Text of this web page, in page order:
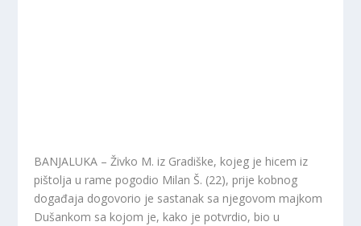
BANJALUKA – Živko M. iz Gradiške, kojeg je hicem iz
pištolja u rame pogodio Milan Š. (22), prije kobnog
događaja dogovorio je sastanak sa njegovom majkom
Dušankom sa kojom je, kako je potvrdio, bio u